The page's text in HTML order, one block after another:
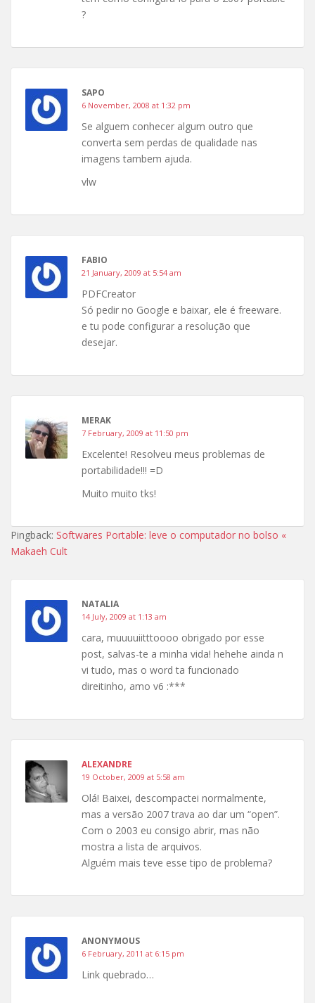
?
SAPO
6 November, 2008 at 1:32 pm
Se alguem conhecer algum outro que
converta sem perdas de qualidade nas
imagens tambem ajuda.
vlw
FABIO
21 January, 2009 at 5:54 am
PDFCreator
Só pedir no Google e baixar, ele é freeware.
e tu pode configurar a resolução que
desejar.
MERAK
7 February, 2009 at 11:50 pm
Excelente! Resolveu meus problemas de
portabilidade!!! =D
Muito muito tks!
Pingback: Softwares Portable: leve o computador no bolso «
Makaeh Cult
NATALIA
14 July, 2009 at 1:13 am
cara, muuuuiitttoooo obrigado por esse
post, salvas-te a minha vida! hehehe ainda n
vi tudo, mas o word ta funcionado
direitinho, amo v6 :***
ALEXANDRE
19 October, 2009 at 5:58 am
Olá! Baixei, descompactei normalmente,
mas a versão 2007 trava ao dar um “open”.
Com o 2003 eu consigo abrir, mas não
mostra a lista de arquivos.
Alguém mais teve esse tipo de problema?
ANONYMOUS
6 February, 2011 at 6:15 pm
Link quebrado…